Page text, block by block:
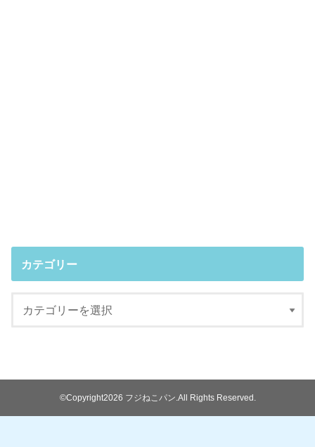
カテゴリー
©Copyright2026 フジねこパン .All Rights Reserved.